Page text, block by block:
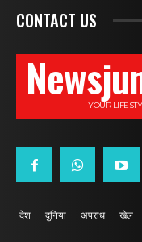
CONTACT US
YOUR
देश दुनिया अपराध खेल